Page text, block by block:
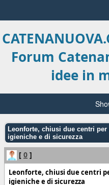
Forum
idee in
Leonforte, chiusi due centri
igieniche e di sicurezza
[ 0 ]
Leonforte, chiusi due centri
igieniche e di sicurezza